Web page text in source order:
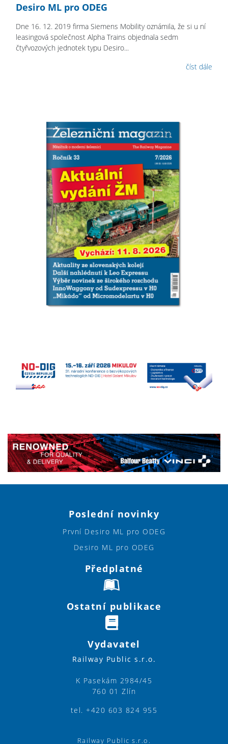
Desiro ML pro ODEG
Dne 16. 12. 2019 firma Siemens Mobility oznámila, že si u ní
leasingová společnost Alpha Trains objednala sedm
čtyřvozových jednotek typu Desiro...
číst dále
Poslední novinky
První Desiro ML pro ODEG
Desiro ML pro ODEG
Předplatné
Ostatní publikace
Vydavatel
Railway Public s.r.o.
K Pasekám 2984/45
760 01 Zlín
tel. +420 603 824 955
Railway Public s.r.o.